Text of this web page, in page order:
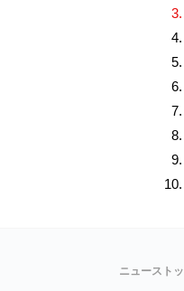
3.
4.
5.
6.
7.
8.
9.
10.
ニュースト